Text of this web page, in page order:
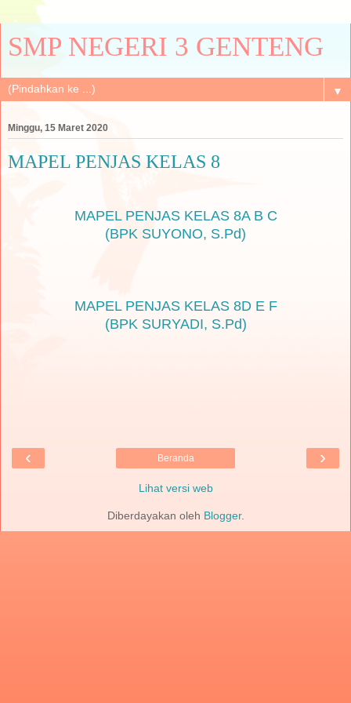
SMP NEGERI 3 GENTENG
▼
Minggu, 15 Maret 2020
MAPEL PENJAS KELAS 8
MAPEL PENJAS KELAS 8A B C
(BPK SUYONO, S.Pd)
MAPEL PENJAS KELAS 8D E F
(BPK SURYADI, S.Pd)
‹ ›
Beranda
Lihat versi web
Diberdayakan oleh Blogger.